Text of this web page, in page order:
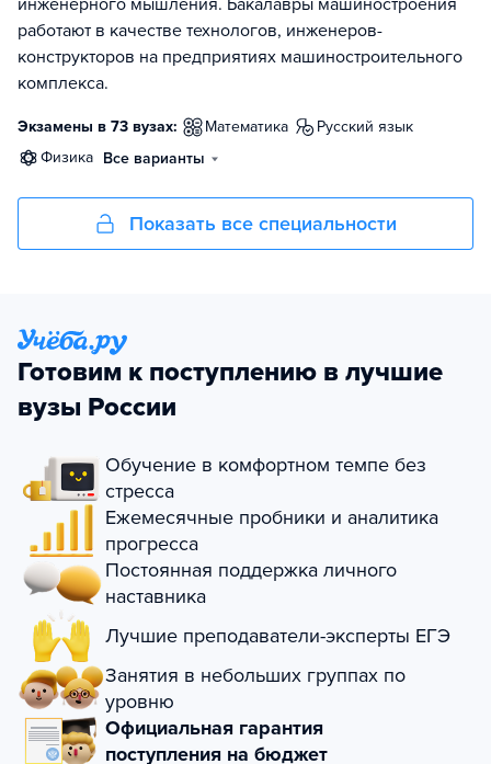
инженерного мышления. Бакалавры машиностроения
работают в качестве технологов, инженеров-
конструкторов на предприятиях машиностроительного
комплекса.
Экзамены в 73 вузах: математика
русский язык
физика Все варианты
Показать все специальности
Готовим к поступлению в лучшие
вузы России
Обучение в комфортном темпе без
стресса
Ежемесячные пробники и аналитика
прогресса
Постоянная поддержка личного
наставника
Лучшие преподаватели-эксперты ЕГЭ
Занятия в небольших группах по
уровню
Официальная гарантия
поступления на бюджет